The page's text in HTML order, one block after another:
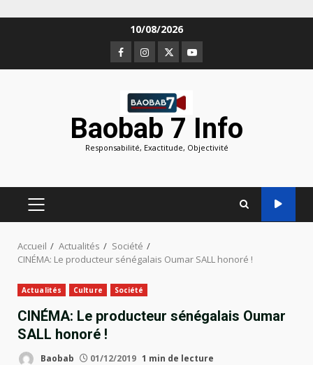
10/08/2026
Facebook
Instagram
TwitterYoutube
Baobab 7 Info
Responsabilité, Exactitude, Objectivité
MENU
PRINCIPAL
Accueil Actualités
Société
CINÉMA: Le producteur sénégalais Oumar SALL honoré !
Actualités Culture Société
CINÉMA: Le producteur sénégalais Oumar
SALL honoré !
Baobab 01/12/2019 1 min de lecture